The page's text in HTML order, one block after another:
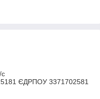
c
ЄДРПОУ 3371702581